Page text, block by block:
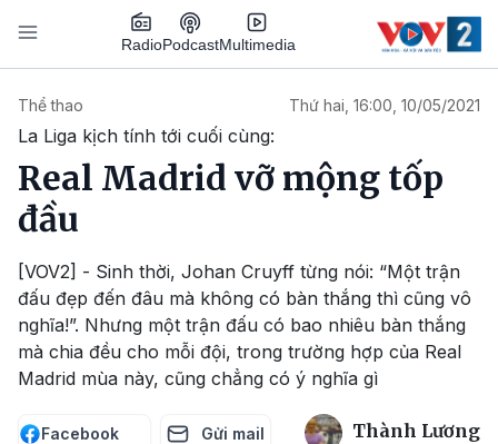
Nhảy đến nội dung
RadioPodcastMultimedia
Thể thao Thứ hai, 16:00, 10/05/2021
La Liga kịch tính tới cuối cùng:
Real Madrid vỡ mộng tốp
đầu
[VOV2] - Sinh thời, Johan Cruyff từng nói: “Một trận
đấu đẹp đến đâu mà không có bàn thắng thì cũng vô
nghĩa!”. Nhưng một trận đấu có bao nhiêu bàn thắng
mà chia đều cho mỗi đội, trong trường hợp của Real
Madrid mùa này, cũng chẳng có ý nghĩa gì
Facebook Gửi mail Thành Lương